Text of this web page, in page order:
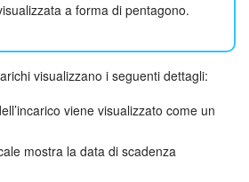
a forma di pentagono.
visualizzano i seguenti dettagli:
viene visualizzato come un
mostra la data di scadenza